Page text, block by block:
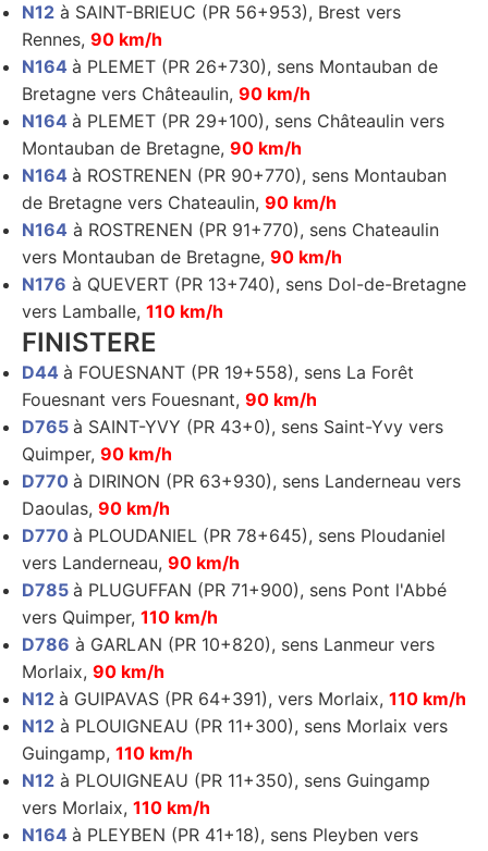
N12 à SAINT-BRIEUC (PR 56+953), Brest vers
Rennes, 90 km/h
N164 à PLEMET (PR 26+730), sens Montauban de
Bretagne vers Châteaulin, 90 km/h
N164 à PLEMET (PR 29+100), sens Châteaulin vers
Montauban de Bretagne, 90 km/h
N164 à ROSTRENEN (PR 90+770), sens Montauban
de Bretagne vers Chateaulin, 90 km/h
N164 à ROSTRENEN (PR 91+770), sens Chateaulin
vers Montauban de Bretagne, 90 km/h
N176 à QUEVERT (PR 13+740), sens Dol-de-Bretagne
vers Lamballe, 110 km/h
FINISTERE
D44 à FOUESNANT (PR 19+558), sens La Forêt
Fouesnant vers Fouesnant, 90 km/h
D765 à SAINT-YVY (PR 43+0), sens Saint-Yvy vers
Quimper, 90 km/h
D770 à DIRINON (PR 63+930), sens Landerneau vers
Daoulas, 90 km/h
D770 à PLOUDANIEL (PR 78+645), sens Ploudaniel
vers Landerneau, 90 km/h
D785 à PLUGUFFAN (PR 71+900), sens Pont l'Abbé
vers Quimper, 110 km/h
D786 à GARLAN (PR 10+820), sens Lanmeur vers
Morlaix, 90 km/h
N12 à GUIPAVAS (PR 64+391), vers Morlaix, 110 km/h
N12 à PLOUIGNEAU (PR 11+300), sens Morlaix vers
Guingamp, 110 km/h
N12 à PLOUIGNEAU (PR 11+350), sens Guingamp
vers Morlaix, 110 km/h
N164 à PLEYBEN (PR 41+18), sens Pleyben vers